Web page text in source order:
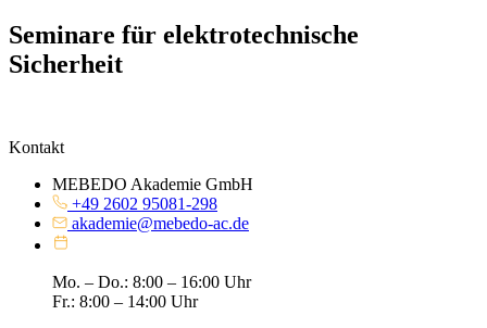
Seminare für elektrotechnische
Sicherheit
Kontakt
MEBEDO Akademie GmbH
+49 2602 95081-298
akademie@mebedo-ac.de
Mo. – Do.: 8:00 – 16:00 Uhr
Fr.: 8:00 – 14:00 Uhr